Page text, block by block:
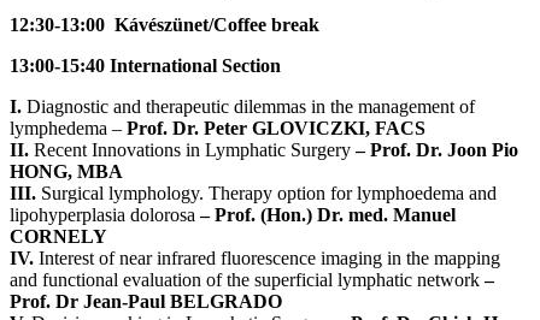
12:30-13:00 Kávészünet/Coffee break
13:00-15:40 International Section
I. Diagnostic and therapeutic dilemmas in the management of
lymphedema – Prof. Dr. Peter GLOVICZKI, FACS
II. Recent Innovations in Lymphatic Surgery– Prof. Dr. Joon Pio
HONG, MBA
III. Surgical lymphology. Therapy option for lymphoedema and
lipohyperplasia dolorosa– Prof. (Hon.) Dr. med. Manuel
CORNELY
IV. Interest of near infrared fluorescence imaging in the mapping
and functional evaluation of the superficial lymphatic network–
Prof. Dr Jean-Paul BELGRADO